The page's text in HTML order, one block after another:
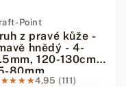
Point
z pravé kůže -
hnědý - 4-
120-130cm,
80mm
4,95 (111)